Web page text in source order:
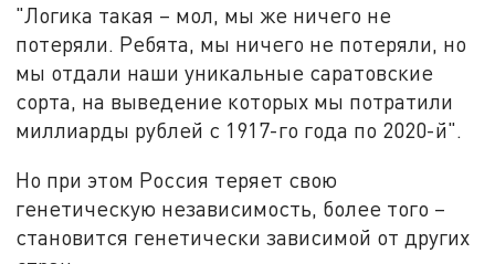
"Логика такая – мол, мы же ничего не
потеряли. Ребята, мы ничего не потеряли, но
мы отдали наши уникальные саратовские
сорта, на выведение которых мы потратили
миллиарды рублей с 1917-го года по 2020-й".
Но при этом Россия теряет свою
генетическую независимость, более того –
становится генетически зависимой от других